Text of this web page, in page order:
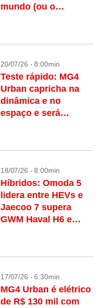
mundo (ou o
20/07/26 - 8:00min
Teste rápido: MG4
Urban capricha na
dinâmica e no
espaço e será
EX2
18/07/26 - 8:00min
Híbridos: Omoda 5
lidera entre HEVs e
Jaecoo 7 supera
GWM Haval H6 e
17/07/26 - 6:30min
MG4 Urban é elétrico
de R$ 130 mil com